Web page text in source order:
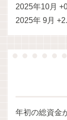
2025年10月
2025年 9月
年初の総資金